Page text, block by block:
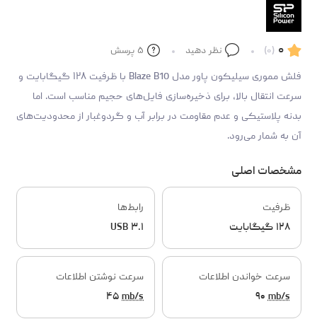
۰ (۰) نظر دهید ۵ پرسش
فلش مموری سیلیکون پاور مدل Blaze B10 با ظرفیت ۱۲۸ گیگابایت و
سرعت انتقال بالا، برای ذخیره‌سازی فایل‌های حجیم مناسب است. اما
بدنه پلاستیکی و عدم مقاومت در برابر آب و گردوغبار از محدودیت‌های
آن به شمار می‌رود.
مشخصات اصلی
ظرفیت
۱۲۸ گیگابایت
رابط‌ها
USB ۳.۱
سرعت خواندن اطلاعات
۹۰mb/s
سرعت نوشتن اطلاعات
۴۵ mb/s